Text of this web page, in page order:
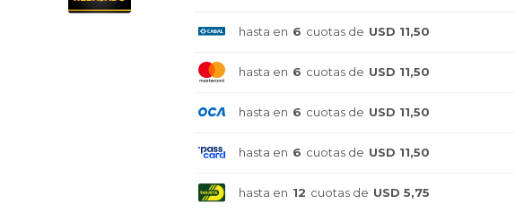
hasta en 6 cuotas de USD 11,50
hasta en 6 cuotas de USD 11,50
hasta en 6 cuotas de USD 11,50
hasta en 6 cuotas de USD 11,50
hasta en 12 cuotas de USD 5,75